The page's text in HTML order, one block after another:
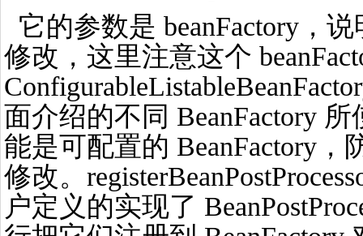
它的参数是 beanFactory，
修改，这里注意这个
面介绍的不同 BeanFactory
能是可配置的 BeanFactory
修改。
户定义的实现了